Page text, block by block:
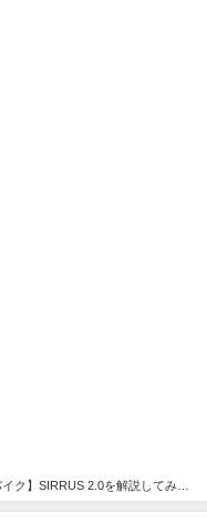
ク】SIRRUS 2.0を解説してみま